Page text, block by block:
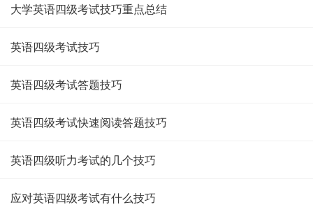
大学英语四级考试技巧重点总结
英语四级考试技巧
英语四级考试答题技巧
英语四级考试快速阅读答题技巧
英语四级听力考试的几个技巧
应对英语四级考试有什么技巧